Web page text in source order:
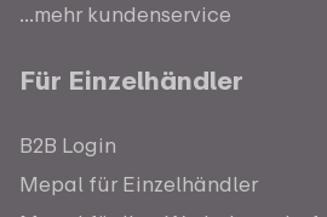
...mehr kundenservice
Für Einzelhändler
B2B Login
Mepal für Einzelhändler